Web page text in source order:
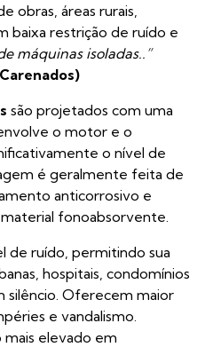
obras, áreas rurais,
baixa restrição de ruído e
máquinas isoladas..”
são projetados com uma
o motor e o
o nível de
é geralmente feita de
anticorrosivo e
fonoabsorvente.
de ruído, permitindo sua
hospitais, condomínios
silêncio. Oferecem maior
e vandalismo.
mais elevado em